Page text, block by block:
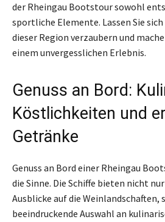
der Rheingau Bootstour sowohl
sportliche Elemente. Lassen Sie
dieser Region verzaubern und
einem unvergesslichen Erlebnis.
Genuss an Bord:
Köstlichkeiten und
Getränke
Genuss an Bord einer Rheingau
die Sinne. Die Schiffe bieten nicht
Ausblicke auf die Weinlandschaften,
beeindruckende Auswahl an